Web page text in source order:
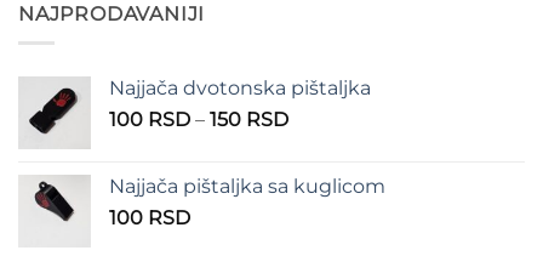
NAJPRODAVANIJI
Najjača dvotonska pištaljka
100 RSD – 150 RSDRaspon
100 RSD
Najjača pištaljka sa kuglicom
100 RSD